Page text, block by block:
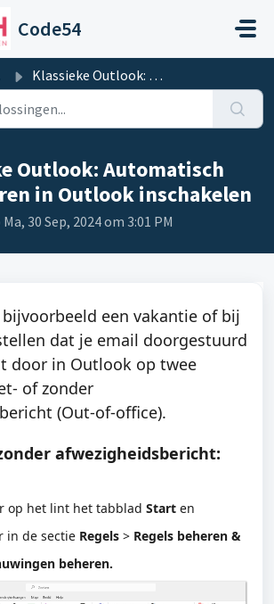
Code54
Klassieke Outlook: Automatisch doorsturen in Outlook insc...
Outlook: Automatisch
in Outlook inschakelen
30 Sep, 2024 om 3:01 PM
een vakantie of bij
dat je email doorgestuurd
door in Outlook op twee
of zonder
(Out-of-office).
afwezigheidsbericht:
op het lint het tabblad Start en
in de sectie Regels > Regels beheren &
beheren.